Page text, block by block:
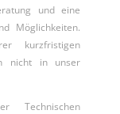
und eine
Möglichkeiten.
kurzfristigen
nicht in unser
Technischen